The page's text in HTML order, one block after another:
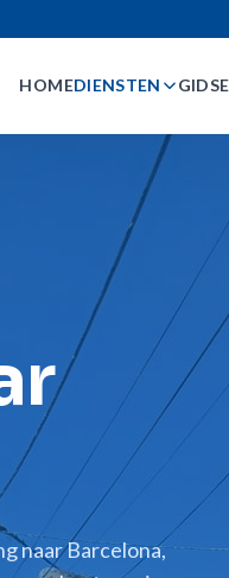
HOMEDIENSTEN
naar Barcelona,